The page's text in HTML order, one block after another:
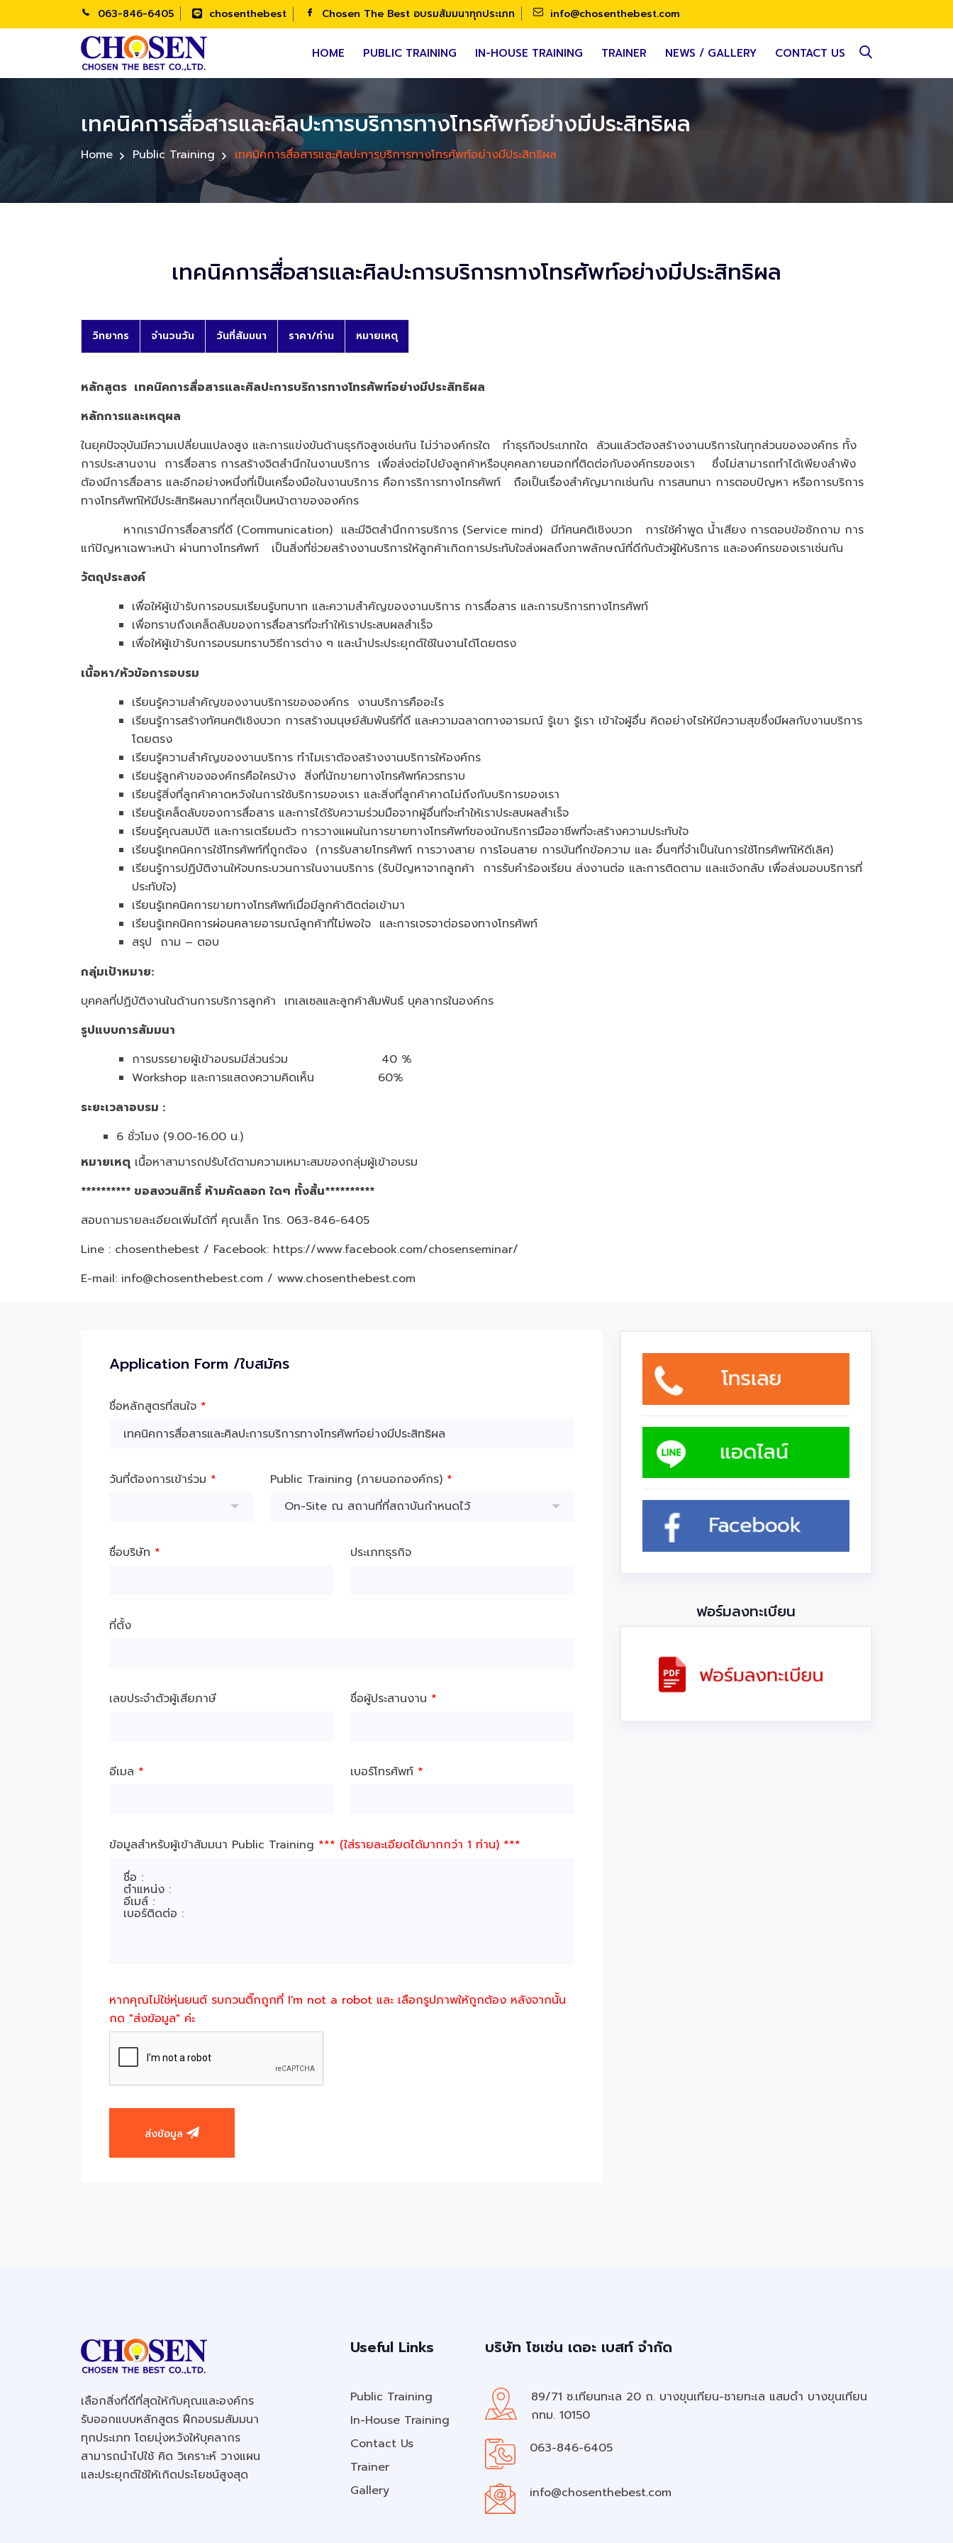
063-846-6405 chosenthebest Chosen The Best อบรมสัมมนาทุกประเภท info@chosenthebest.com
HOME PUBLIC TRAINING IN-HOUSE TRAINING TRAINER NEWS / GALLERY CONTACT US
เทคนิคการสื่อสารและศิลปะการบริการทางโทรศัพท์อย่างมีประสิทธิผล
Home Public Training เทคนิคการสื่อสารและศิลปะการบริการทางโทรศัพท์อย่างมีประสิทธิผล
เทคนิคการสื่อสารและศิลปะการบริการทางโทรศัพท์อย่างมีประสิทธิผล
วิทยากร จำนวนวัน วันที่สัมมนา ราคา/ท่าน หมายเหตุ
หลักสูตร เทคนิคการสื่อสารและศิลปะการบริการทางโทรศัพท์อย่างมีประสิทธิผล
หลักการและเหตุผล
ในยุคปัจจุบันมีความเปลี่ยนแปลงสูง และการแข่งขันด้านธุรกิจสูงเช่นกัน ไม่ว่าองค์กรใด ทำธุรกิจประเภทใด ล้วนแล้วต้องสร้างงานบริการในทุกส่วนขององค์กร ทั้ง
การประสานงาน การสื่อสาร การสร้างจิตสำนึกในงานบริการ เพื่อส่งต่อไปยังลูกค้าหรือบุคคลภายนอกที่ติดต่อกับองค์กรของเรา ซึ่งไม่สามารถทำได้เพียงลำพัง
ต้องมีการสื่อสาร และอีกอย่างหนึ่งที่เป็นเครื่องมือในงานบริการ คือการริการทางโทรศัพท์ ถือเป็นเรื่องสำคัญมากเช่นกัน การสนทนา การตอบปัญหา หรือการบริการ
ทางโทรศัพท์ให้มีประสิทธิผลมากที่สุดเป็นหน้าตาขององค์กร
หากเรามีการสื่อสารที่ดี (Communication) และมีจิตสำนึกการบริการ (Service mind) มีทัศนคติเชิงบวก การใช้คำพูด น้ำเสียง การตอบข้อซักถาม การ
แก้ปัญหาเฉพาะหน้า ผ่านทางโทรศัพท์ เป็นสิ่งที่ช่วยสร้างงานบริการให้ลูกค้าเกิดการประทับใจส่งผลถึงภาพลักษณ์ที่ดีกับตัวผู้ให้บริการ และองค์กรของเราเช่นกัน
วัตถุประสงค์
เพื่อให้ผู้เข้ารับการอบรมเรียนรู้บทบาท และความสำคัญของงานบริการ การสื่อสาร และการบริการทางโทรศัพท์
เพื่อทราบถึงเคล็ดลับของการสื่อสารที่จะทำให้เราประสบผลสำเร็จ
เพื่อให้ผู้เข้ารับการอบรมทราบวิธีการต่าง ๆ และนำประประยุกต์ใช้ในงานได้โดยตรง
เนื้อหา/หัวข้อการอบรม
เรียนรู้ความสำคัญของงานบริการขององค์กร งานบริการคืออะไร
เรียนรู้การสร้างทัศนคติเชิงบวก การสร้างมนุษย์สัมพันธ์ที่ดี และความฉลาดทางอารมณ์ รู้เขา รู้เรา เข้าใจผู้อื่น คิดอย่างไรให้มีความสุขซึ่งมีผลกับงานบริการ
โดยตรง
เรียนรู้ความสำคัญของงานบริการ ทำไมเราต้องสร้างงานบริการให้องค์กร
เรียนรู้ลูกค้าขององค์กรคือใครบ้าง สิ่งที่นักขายทางโทรศัพท์ควรทราบ
เรียนรู้สิ่งที่ลูกค้าคาดหวังในการใช้บริการของเรา และสิ่งที่ลูกค้าคาดไม่ถึงกับบริการของเรา
เรียนรู้เคล็ดลับของการสื่อสาร และการได้รับความร่วมมือจากผู้อื่นที่จะทำให้เราประสบผลสำเร็จ
เรียนรู้คุณสมบัติ และการเตรียมตัว การวางแผนในการขายทางโทรศัพท์ของนักบริการมืออาชีพที่จะสร้างความประทับใจ
เรียนรู้เทคนิคการใช้โทรศัพท์ที่ถูกต้อง (การรับสายโทรศัพท์ การวางสาย การโอนสาย การบันทึกข้อความ และ อื่นๆที่จำเป็นในการใช้โทรศัพท์ให้ดีเลิศ)
เรียนรู้การปฏิบัติงานให้จบกระบวนการในงานบริการ (รับปัญหาจากลูกค้า การรับคำร้องเรียน ส่งงานต่อ และการติดตาม และแจ้งกลับ เพื่อส่งมอบบริการที่
ประทับใจ)
เรียนรู้เทคนิคการขายทางโทรศัพท์เมื่อมีลูกค้าติดต่อเข้ามา
เรียนรู้เทคนิคการผ่อนคลายอารมณ์ลูกค้าที่ไม่พอใจ และการเจรจาต่อรองทางโทรศัพท์
สรุป ถาม – ตอบ
กลุ่มเป้าหมาย:
บุคคลที่ปฏิบัติงานในด้านการบริการลูกค้า เทเลเซลและลูกค้าสัมพันธ์ บุคลากรในองค์กร
รูปแบบการสัมมนา
การบรรยายผู้เข้าอบรมมีส่วนร่วม 40 %
Workshop และการแสดงความคิดเห็น 60%
ระยะเวลาอบรม :
6 ชั่วโมง (9.00-16.00 น.)
หมายเหตุ เนื้อหาสามารถปรับได้ตามความเหมาะสมของกลุ่มผู้เข้าอบรม
********** ขอสงวนสิทธิ์ ห้ามคัดลอก ใดๆ ทั้งสิ้น**********
สอบถามรายละเอียดเพิ่มได้ที่ คุณเล็ก โทร. 063-846-6405
Line : chosenthebest / Facebook: https://www.facebook.com/chosenseminar/
E-mail: info@chosenthebest.com / www.chosenthebest.com
Application Form /ใบสมัคร
ชื่อหลักสูตรที่สนใจ *
วันที่ต้องการเข้าร่วม * Public Training (ภายนอกองค์กร) *
On-Site ณ สถานที่ที่สถาบันกำหนดไว้
ชื่อบริษัท * ประเภทธุรกิจ
ที่ตั้ง
เลขประจำตัวผู้เสียภาษี ชื่อผู้ประสานงาน *
อีเมล * เบอร์โทรศัพท์ *
ข้อมูลสำหรับผู้เข้าสัมมนา Public Training *** (ใส่รายละเอียดได้มากกว่า 1 ท่าน) ***
หากคุณไม่ใช่หุ่นยนต์ รบกวนติ๊กถูกที่ I'm not a robot และ เลือกรูปภาพให้ถูกต้อง หลังจากนั้น
กด "ส่งข้อมูล" ค่ะ
ส่งข้อมูล
ฟอร์มลงทะเบียน
เลือกสิ่งที่ดีที่สุดให้กับคุณและองค์กร
รับออกแบบหลักสูตร ฝึกอบรมสัมมนา
ทุกประเภท โดยมุ่งหวังให้บุคลากร
สามารถนำไปใช้ คิด วิเคราะห์ วางแผน
และประยุกต์ใช้ให้เกิดประโยชน์สูงสุด
Useful Links
Public Training
In-House Training
Contact Us
Trainer
Gallery
บริษัท โชเซ่น เดอะ เบสท์ จำกัด
89/71 ซ.เทียนทะเล 20 ถ. บางขุนเทียน-ชายทะเล แสมดำ บางขุนเทียน
กทม. 10150
063-846-6405
info@chosenthebest.com